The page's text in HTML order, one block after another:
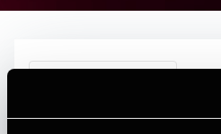
DEPECHEN NYHEDSBREV